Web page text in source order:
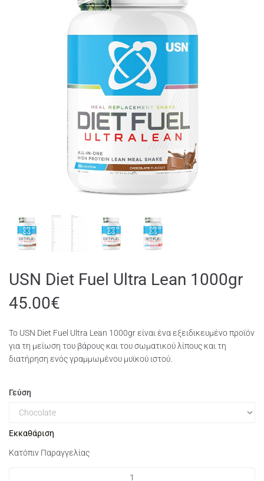
USN Diet Fuel Ultra Lean 1000gr
45.00€
Το USN Diet Fuel Ultra Lean 1000gr είναι ένα εξειδικευμένο προϊόν
για τη μείωση του βάρους και του σωματικού λίπους και τη
διατήρηση ενός γραμμωμένου μυϊκού ιστού.
Γεύση
Εκκαθάριση
Κατόπιν Παραγγελίας